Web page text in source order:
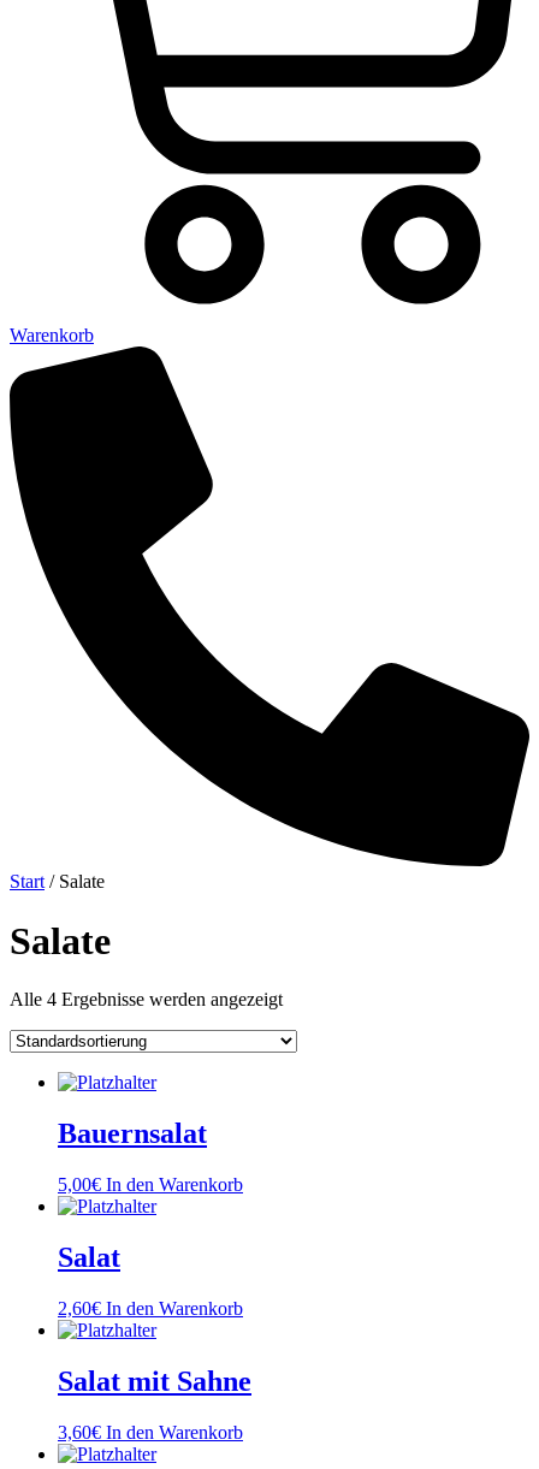
Warenkorb
Start/ Salate
Salate
Alle 4 Ergebnisse werden angezeigt
Bauernsalat
5,00€ In den Warenkorb
Salat
2,60€ In den Warenkorb
Salat mit Sahne
3,60€ In den Warenkorb